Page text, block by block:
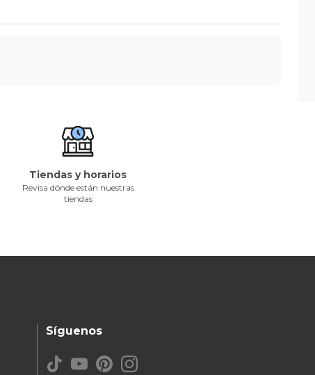
Tiendas y horarios
Revisa dónde están nuestras
tiendas
Síguenos